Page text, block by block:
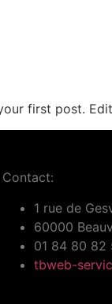
first post.
Contact:
1 rue de
60000
01 84 80 82
tbweb-